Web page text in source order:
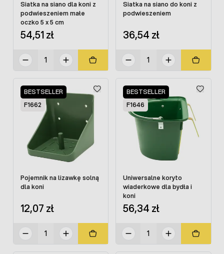
Siatka na siano dla koni z
podwieszeniem małe
oczko 5 x 5 cm
54,51 zł
Siatka na siano do koni z
podwieszeniem
36,54 zł
BESTSELLER
F1662
Pojemnik na lizawkę solną
dla koni
12,07 zł
BESTSELLER
F1646
Uniwersalne koryto
wiaderkowe dla bydła i
koni
56,34 zł